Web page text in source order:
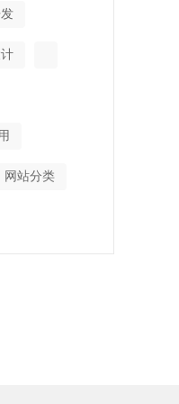
网站分类